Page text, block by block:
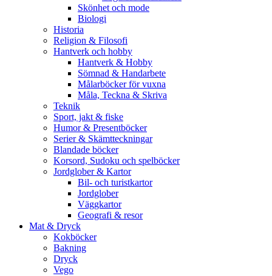
Skönhet och mode
Biologi
Historia
Religion & Filosofi
Hantverk och hobby
Hantverk & Hobby
Sömnad & Handarbete
Målarböcker för vuxna
Måla, Teckna & Skriva
Teknik
Sport, jakt & fiske
Humor & Presentböcker
Serier & Skämtteckningar
Blandade böcker
Korsord, Sudoku och spelböcker
Jordglober & Kartor
Bil- och turistkartor
Jordglober
Väggkartor
Geografi & resor
Mat & Dryck
Kokböcker
Bakning
Dryck
Vego